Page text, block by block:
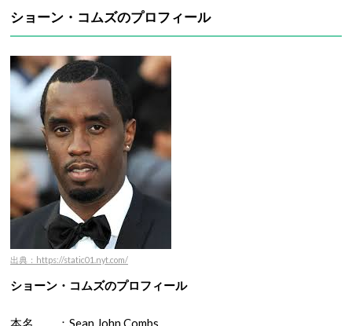
ショーン・コムズのプロフィール
出典：https://static01.nyt.com/
ショーン・コムズのプロフィール
本名 ：Sean John Combs